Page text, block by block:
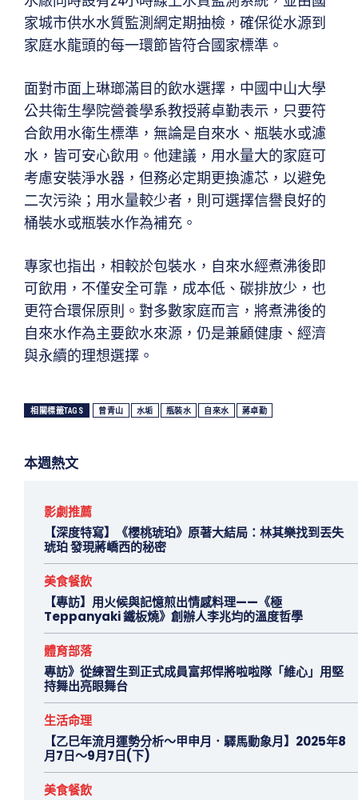
家城市供水水質監測網定期抽檢，確保從水源到
家庭水龍頭的每一環節皆符合國家標準。
面對市面上琳瑯滿目的飲水選擇，中國中山大學
公共衛生學院營養學系教授蔣卓勤表示，只要符
合飲用水衛生標準，無論是自來水、瓶裝水或濾
水，皆可安心飲用。他建議，用水量大的家庭可
考慮安裝淨水器，但務必定期更換濾芯，以避免
二次污染；用水量較少者，則可選擇信譽良好的
桶裝水或瓶裝水作為補充。
專家也指出，相較於包裝水，自來水經煮沸後即
可飲用，不僅安全可靠，成本低、碳排放少，也
更符合環保原則。對多數家庭而言，將煮沸後的
自來水作為主要飲水來源，仍是兼顧健康、經濟
與永續的理想選擇。
相關標籤TAGS 曾青山 水垢 瓶裝水 自來水 蔣卓勤
本週熱文
影劇推薦
【深度特寫】《櫻桃琥珀》原著大結局：林其樂找到丟失
琥珀 發現蔣嶠西的秘密
美食餐飲
【專訪】用火候與記憶煎出情感料理——《極
Teppanyaki 鐵板燒》創辦人李兆均的溫度哲學
體育部落
專訪》從練習生到正式成員富邦悍將啦啦隊「維心」用堅
持舞出亮眼舞台
生活命理
【乙巳年流月運勢分析～甲申月．驛馬動象月】2025年8
月7日～9月7日(下)
美食餐飲